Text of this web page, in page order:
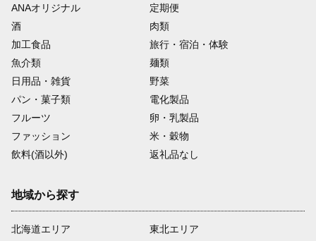
ANAオリジナル
定期便
酒
肉類
加工食品
旅行・宿泊・体験
魚介類
麺類
日用品・雑貨
野菜
パン・菓子類
電化製品
フルーツ
卵・乳製品
ファッション
米・穀物
飲料(酒以外)
返礼品なし
地域から探す
北海道エリア
東北エリア